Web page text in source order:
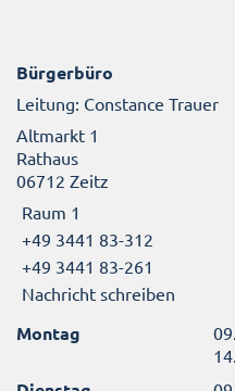
Bürgerbüro
Leitung: Constance Trauer
Altmarkt 1
Rathaus
06712 Zeitz
Raum 1
+49 3441 83-312
+49 3441 83-261
Nachricht schreiben
Montag